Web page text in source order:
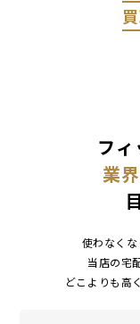
フ
業
使わなくな
当店の宅
どこよりも高